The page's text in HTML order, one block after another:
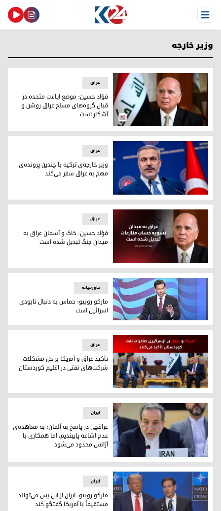
Open Menu
وزیر خارجه
فؤاد حسین: موضع ایالات متحده در قبال گروه‌های مسلح
عراق
فؤاد حسین: موضع ایالات متحده در
قبال گروه‌های مسلح عراق روشن و
آشکار است
هاکان فیدان، وزیر و امور خارجه‌ی ترکیه
عراق
وزیر خارجه‌ی ترکیه با چندین پرونده‌ی
مهم به عراق سفر می‌کند
فؤاد حسین: خاک و آسمان عراق به میدان جنگ تبدیل شده است
عراق
فؤاد حسین: خاک و آسمان عراق به
میدان جنگ تبدیل شده است
مارکو روبیو، وزیر خارجه‌ی آمریکا
خاورمیانه
مارکو روبیو: حماس به دنبال نابودی
اسرائیل است
تأکید عراق و آمریکا بر حل مشکلات شرکت‌های نفتی در اقلیم
عراق
تأکید عراق و آمریکا بر حل مشکلات
شرکت‌های نفتی در اقلیم کوردستان
عباس عراقچی، وزیر خارجه‌ی ایران
ایران
عراقچی در پاسخ به آلمان: به معاهده‌ی
عدم اشاعه پایبندیم، اما همکاری با
آژانس محدود می‌شود
ایران
مارکو روبیو: ایران از این پس می‌تواند
مستقیماً با آمریکا گفتگو کند